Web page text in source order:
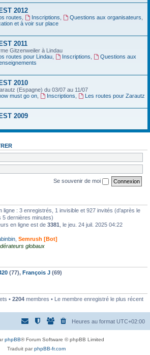
2012
routes Inscriptions Questions aux organisateurs
et à voir sur place
2011
à la ferme Gitzenweiler à Lindau
routes pour Lindau, Inscriptions
Questions aux
2010
(Espagne) du 03/07 au 11/07
must go on, Inscriptions
Les routes pour Zarautz
2009
Se souvenir de moi
ligne : 3 enregistrés, 1 invisible et 927 invités (d’après le
5 dernières minutes)
en ligne est de 3381 , le jeu. 24 juil. 2025 04:22
Semrush [Bot]
globaux
(77), François J (69)
• 2204 membres • Le membre enregistré le plus récent
Heures au format UTC+02:00
phpBB® Forum Software © phpBB Limited
Traduit parphpBB-fr.com